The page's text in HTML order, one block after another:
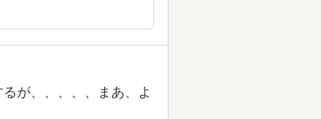
が、、、、、まあ、よ